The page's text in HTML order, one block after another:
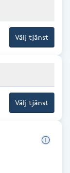
Välj tjänst
Välj tjänst